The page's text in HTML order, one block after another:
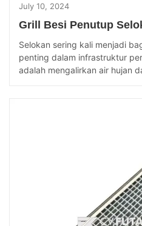
July 10, 2024
Grill Besi Penutup
Selokan sering kali menjadi
penting dalam infrastruktur
adalah mengalirkan air hujan